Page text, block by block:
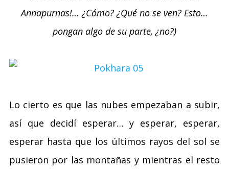
Annapurnas!… ¿Cómo? ¿Qué no se ven? Esto…
pongan algo de su parte, ¿no?)
Lo cierto es que las nubes empezaban a subir,
así que decidí esperar… y esperar, esperar,
esperar hasta que los últimos rayos del sol se
pusieron por las montañas y mientras el resto